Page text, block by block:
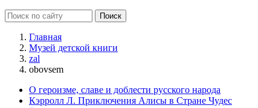
Главная
Музей детской книги
zal
obovsem
О героизме, славе и доблести русского народа
Кэрролл Л. Приключения Алисы в Стране Чудес